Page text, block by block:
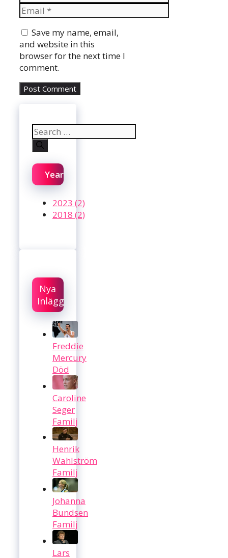
Email
Save my name, email,
and website in this
browser for the next time I
comment.
Search
for:
Year
2023 (2)
2018 (2)
Nya
Inlägg
Freddie
Mercury
Död
Caroline
Seger
Familj
Henrik
Wahlström
Familj
Johanna
Bundsen
Familj
Lars